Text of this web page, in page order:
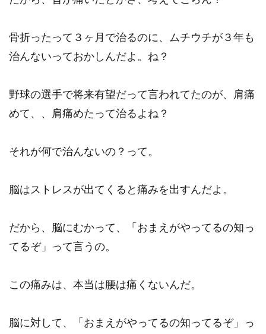
骨折ったって３ヶ月で治るのに、ムチウチが３年も
治んないっておかしんだよ。ね？
野球の選手で将来有望だって言われてたのが、肩痛
めて、、肩痛めたって治るよね？
それが何で治んないの？って。
脳はストレスが出てくると痛みを出すんだよ。
だから、脳にむかって、「おまえがやってるの知っ
てるぞ」って言うの。
この痛みは、本当は腰は痛くないんだ。
脳に対して、「おまえがやってるの知ってるぞ」っ